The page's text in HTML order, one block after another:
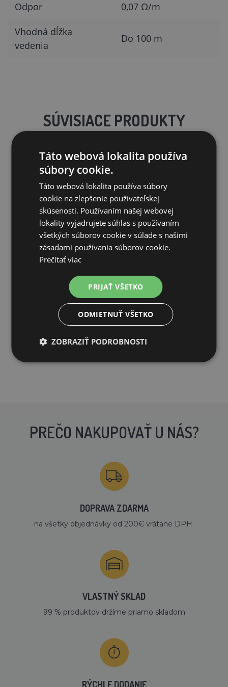
Odpor 0,07 Ω/m
Vhodná dĺžka
vedenia
Do 100 m
SÚVISIACE PRODUKTY
Spojka pre vysokonapäťové a uzemňovacie káble
13,35€
SKLADOM
PRIDAŤ DO KOŠÍKA
PREČO NAKUPOVAŤ U NÁS?
DOPRAVA ZDARMA
na všetky objednávky od 200€ vrátane DPH.
VLASTNÝ SKLAD
99 % produktov držíme priamo skladom
RÝCHLE DODANIE
Táto webová lokalita používa
súbory cookie.
Táto webová lokalita používa súbory
cookie na zlepšenie používateľskej
skúsenosti. Používaním našej webovej
lokality vyjadrujete súhlas s používaním
všetkých súborov cookie v súlade s našimi
zásadami používania súborov cookie.
Prečítať viac
PRIJAŤ VŠETKO
ODMIETNUŤ VŠETKO
ZOBRAZIŤ PODROBNOSTI